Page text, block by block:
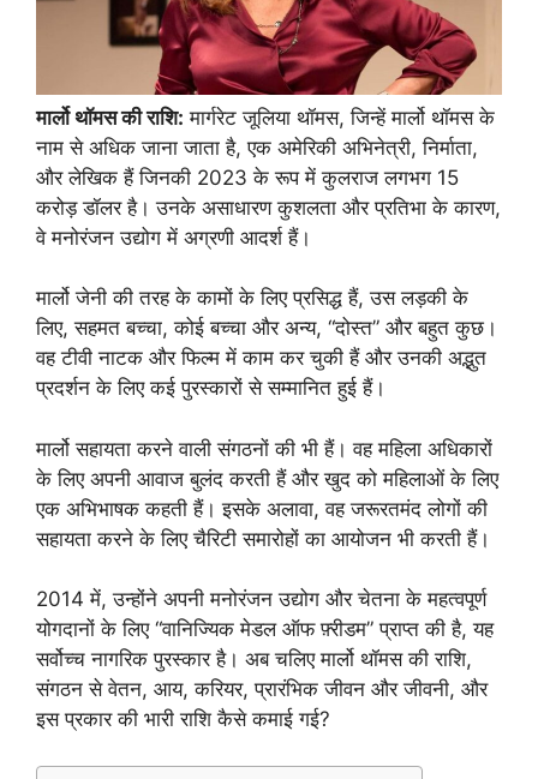
मार्लो थॉमस की राशि: मार्गरेट जूलिया थॉमस, जिन्हें मार्लो थॉमस के
नाम से अधिक जाना जाता है, एक अमेरिकी अभिनेत्री, निर्माता,
और लेखिक हैं जिनकी 2023 के रूप में कुलराज लगभग 15
करोड़ डॉलर है। उनके असाधारण कुशलता और प्रतिभा के कारण,
वे मनोरंजन उद्योग में अग्रणी आदर्श हैं।
मार्लो जेनी की तरह के कामों के लिए प्रसिद्ध हैं, उस लड़की के
लिए, सहमत बच्चा, कोई बच्चा और अन्य, “दोस्त” और बहुत कुछ।
वह टीवी नाटक और फिल्म में काम कर चुकी हैं और उनकी अद्भुत
प्रदर्शन के लिए कई पुरस्कारों से सम्मानित हुई हैं।
मार्लो सहायता करने वाली संगठनों की भी हैं। वह महिला अधिकारों
के लिए अपनी आवाज बुलंद करती हैं और खुद को महिलाओं के लिए
एक अभिभाषक कहती हैं। इसके अलावा, वह जरूरतमंद लोगों की
सहायता करने के लिए चैरिटी समारोहों का आयोजन भी करती हैं।
2014 में, उन्होंने अपनी मनोरंजन उद्योग और चेतना के महत्वपूर्ण
योगदानों के लिए “वानिज्यिक मेडल ऑफ फ़्रीडम” प्राप्त की है, यह
सर्वोच्च नागरिक पुरस्कार है। अब चलिए मार्लो थॉमस की राशि,
संगठन से वेतन, आय, करियर, प्रारंभिक जीवन और जीवनी, और
इस प्रकार की भारी राशि कैसे कमाई गई?